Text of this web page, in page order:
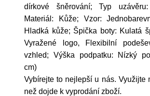
dírkové šněrování; Typ uzávěru:
Materiál: Kůže; Vzor:
Hladká kůže; Špička boty: Kulatá
Vyražené logo, Flexibilní
vzhled; Výška podpatku: Nízký
cm)
Vybírejte to nejlepší u nás. Využijte
než dojde k vyprodání zboží.